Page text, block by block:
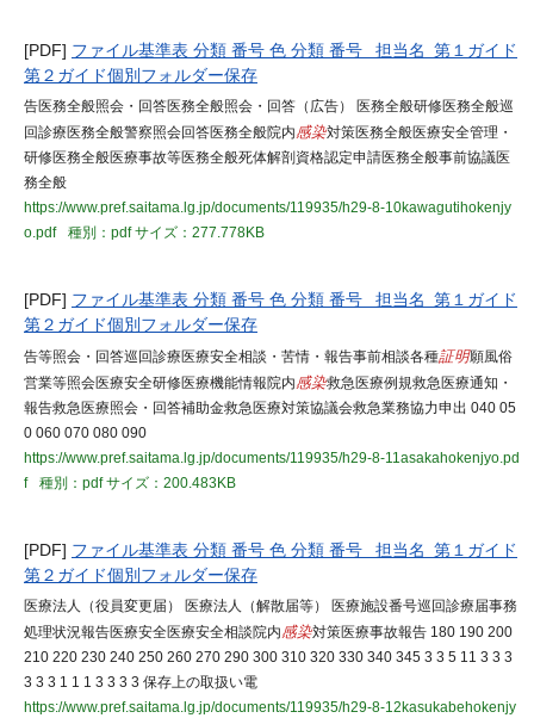
[PDF] ファイル基準表 分類 番号 色 分類 番号 担当名 第１ガイド
第２ガイド個別フォルダー保存
告医務全般照会・回答医務全般照会・回答（広告） 医務全般研修医務全般巡
回診療医務全般警察照会回答医務全般院内感染対策医務全般医療安全管理・
研修医務全般医療事故等医務全般死体解剖資格認定申請医務全般事前協議医
務全般
https://www.pref.saitama.lg.jp/documents/119935/h29-8-10kawagutihokenjy
o.pdf
種別：pdfサイズ：277.778KB
[PDF] ファイル基準表 分類 番号 色 分類 番号 担当名 第１ガイド
第２ガイド個別フォルダー保存
告等照会・回答巡回診療医療安全相談・苦情・報告事前相談各種証明願風俗
営業等照会医療安全研修医療機能情報院内感染救急医療例規救急医療通知・
報告救急医療照会・回答補助金救急医療対策協議会救急業務協力申出 040 05
0 060 070 080 090
https://www.pref.saitama.lg.jp/documents/119935/h29-8-11asakahokenjyo.pd
f
種別：pdfサイズ：200.483KB
[PDF] ファイル基準表 分類 番号 色 分類 番号 担当名 第１ガイド
第２ガイド個別フォルダー保存
医療法人（役員変更届） 医療法人（解散届等） 医療施設番号巡回診療届事務
処理状況報告医療安全医療安全相談院内感染対策医療事故報告 180 190 200
210 220 230 240 250 260 270 290 300 310 320 330 340 345 3 3 5 11 3 3 3
3 3 3 1 1 1 3 3 3 3 保存上の取扱い電
https://www.pref.saitama.lg.jp/documents/119935/h29-8-12kasukabehokenjy